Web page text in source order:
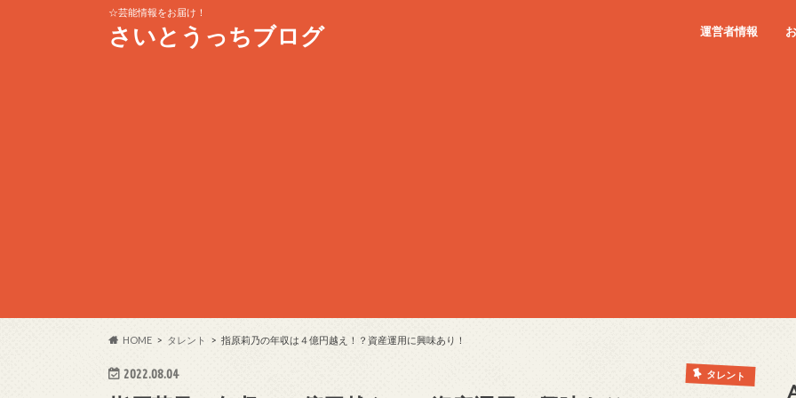
☆芸能情報をお届け！
さいとうっちブログ 運営者情報
HOME タレント 指原莉乃の年収は４億円越え！？資産運用に興味あり！
2022.08.04 タレント